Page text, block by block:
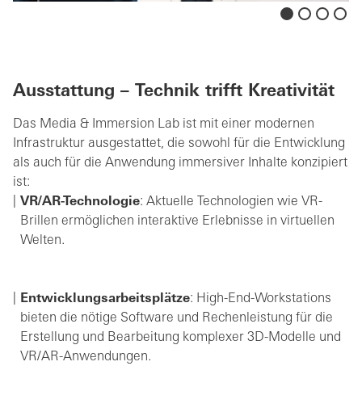
Ausstattung – Technik trifft Kreativität
Das Media & Immersion Lab ist mit einer modernen
Infrastruktur ausgestattet, die sowohl für die Entwicklung
als auch für die Anwendung immersiver Inhalte konzipiert
ist:
VR/AR-Technologie: Aktuelle Technologien wie VR-
Brillen ermöglichen interaktive Erlebnisse in virtuellen
Welten.
Entwicklungsarbeitsplätze: High-End-Workstations
bieten die nötige Software und Rechenleistung für die
Erstellung und Bearbeitung komplexer 3D-Modelle und
VR/AR-Anwendungen.